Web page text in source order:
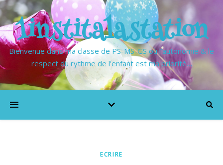
1institalastation
Bienvenue dans ma classe de PS-MS-GS où l'autonomie & le
respect du rythme de l'enfant est ma priorité…
ECRIRE